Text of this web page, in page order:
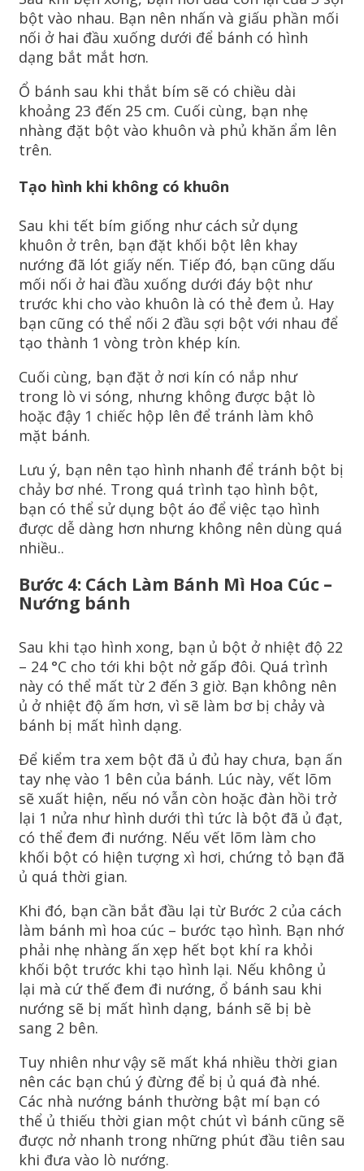
bột vào nhau. Bạn nên nhấn và giấu phần mối
nối ở hai đầu xuống dưới để bánh có hình
dạng bắt mắt hơn.
Ổ bánh sau khi thắt bím sẽ có chiều dài
khoảng 23 đến 25 cm. Cuối cùng, bạn nhẹ
nhàng đặt bột vào khuôn và phủ khăn ẩm lên
trên.
Tạo hình khi không có khuôn
Sau khi tết bím giống như cách sử dụng
khuôn ở trên, bạn đặt khối bột lên khay
nướng đã lót giấy nến. Tiếp đó, bạn cũng dấu
mối nối ở hai đầu xuống dưới đáy bột như
trước khi cho vào khuôn là có thẻ đem ủ. Hay
bạn cũng có thể nối 2 đầu sợi bột với nhau để
tạo thành 1 vòng tròn khép kín.
Cuối cùng, bạn đặt ở nơi kín có nắp như
trong lò vi sóng, nhưng không được bật lò
hoặc đậy 1 chiếc hộp lên để tránh làm khô
mặt bánh.
Lưu ý, bạn nên tạo hình nhanh để tránh bột bị
chảy bơ nhé. Trong quá trình tạo hình bột,
bạn có thể sử dụng bột áo để việc tạo hình
được dễ dàng hơn nhưng không nên dùng quá
nhiều..
Bước 4: Cách Làm Bánh Mì Hoa Cúc –
Nướng bánh
Sau khi tạo hình xong, bạn ủ bột ở nhiệt độ 22
– 24 °C cho tới khi bột nở gấp đôi. Quá trình
này có thể mất từ 2 đến 3 giờ. Bạn không nên
ủ ở nhiệt độ ấm hơn, vì sẽ làm bơ bị chảy và
bánh bị mất hình dạng.
Để kiểm tra xem bột đã ủ đủ hay chưa, bạn ấn
tay nhẹ vào 1 bên của bánh. Lúc này, vết lõm
sẽ xuất hiện, nếu nó vẫn còn hoặc đàn hồi trở
lại 1 nửa như hình dưới thì tức là bột đã ủ đạt,
có thể đem đi nướng. Nếu vết lõm làm cho
khối bột có hiện tượng xì hơi, chứng tỏ bạn đã
ủ quá thời gian.
Khi đó, bạn cần bắt đầu lại từ Bước 2 của cách
làm bánh mì hoa cúc – bước tạo hình. Bạn nhớ
phải nhẹ nhàng ấn xẹp hết bọt khí ra khỏi
khối bột trước khi tạo hình lại. Nếu không ủ
lại mà cứ thế đem đi nướng, ổ bánh sau khi
nướng sẽ bị mất hình dạng, bánh sẽ bị bè
sang 2 bên.
Tuy nhiên như vậy sẽ mất khá nhiều thời gian
nên các bạn chú ý đừng để bị ủ quá đà nhé.
Các nhà nướng bánh thường bật mí bạn có
thể ủ thiếu thời gian một chút vì bánh cũng sẽ
được nở nhanh trong những phút đầu tiên sau
khi đưa vào lò nướng.